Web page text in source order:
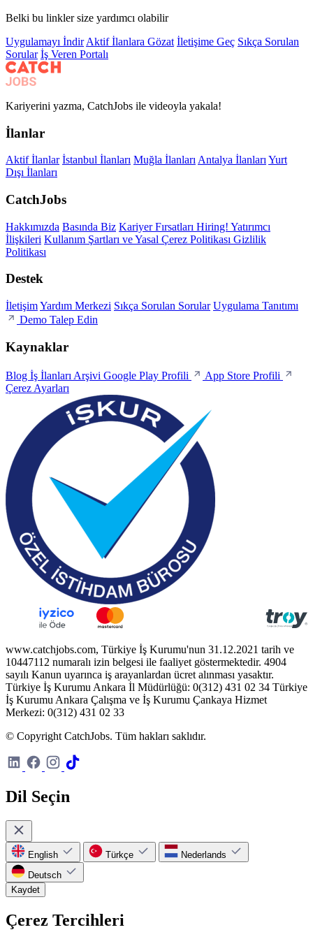
Belki bu linkler size yardımcı olabilir
Uygulamayı İndir Aktif İlanlara Gözat İletişime Geç Sıkça Sorulan
Sorular İş Veren Portalı
Kariyerini yazma, CatchJobs ile videoyla yakala!
İlanlar
Aktif İlanlar İstanbul İlanları Muğla İlanları Antalya İlanları Yurt
Dışı İlanları
CatchJobs
Hakkımızda Basında Biz Kariyer Fırsatları Hiring! Yatırımcı
İlişkileri Kullanım Şartları ve Yasal Çerez Politikası Gizlilik
Politikası
Destek
İletişimYardım Merkezi Sıkça Sorulan Sorular Uygulama Tanıtımı
Demo Talep Edin
Kaynaklar
Blog İş İlanları Arşivi Google Play Profili
App Store Profili
Çerez Ayarları
www.catchjobs.com, Türkiye İş Kurumu'nun 31.12.2021 tarih ve
10447112 numaralı izin belgesi ile faaliyet göstermektedir. 4904
sayılı Kanun uyarınca iş arayanlardan ücret alınması yasaktır.
Türkiye İş Kurumu Ankara İl Müdürlüğü: 0(312) 431 02 34 Türkiye
İş Kurumu Ankara Çalışma ve İş Kurumu Çankaya Hizmet
Merkezi: 0(312) 431 02 33
© Copyright CatchJobs. Tüm hakları saklıdır.
Dil Seçin
English Türkçe
Nederlands
Deutsch
Kaydet
Çerez Tercihleri